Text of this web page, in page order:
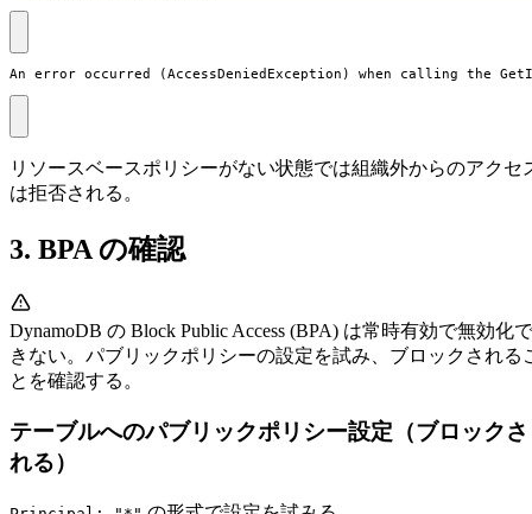
An error occurred (AccessDeniedException) when calling the
リソースベースポリシーがない状態では組織外からのアクセ
は拒否される。
3. BPA の確認
DynamoDB の Block Public Access (BPA) は常時有効で無効化で
きない。パブリックポリシーの設定を試み、ブロックされる
とを確認する。
テーブルへのパブリックポリシー設定（ブロックさ
れる）